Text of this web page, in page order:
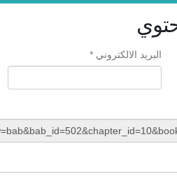
البريد الالكتروني *